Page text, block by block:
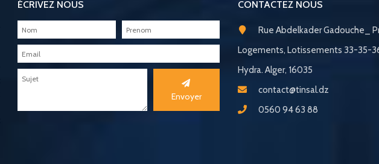
ÉCRIVEZ NOUS
Envoyer
CONTACTEZ NOUS
Rue Abdelkader Gadouche_
Logements, Lotissements 33-35-
Hydra. Alger, 16035
contact@tinsal.dz
0560 94 63 88